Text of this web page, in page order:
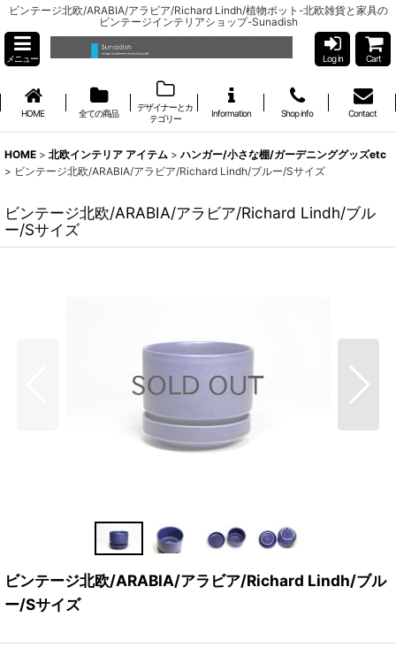
ビンテージ北欧/ARABIA/アラビア/Richard Lindh/植物ポット-北欧雑貨と家具の
ビンテージインテリアショップ-Sunadish
メニュー Log in Cart
HOME 全ての商品
デザイナーとカ
テゴリー
Information Shop info Contact
HOME > 北欧インテリア アイテム > ハンガー/小さな棚/ガーデニンググッズetc
> ビンテージ北欧/ARABIA/アラビア/Richard Lindh/ブルー/Sサイズ
ビンテージ北欧/ARABIA/アラビア/Richard Lindh/ブル
ー/Sサイズ
ビンテージ北欧/ARABIA/アラビア/Richard Lindh/ブル
ー/Sサイズ